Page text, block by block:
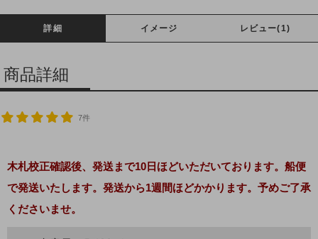
詳細 イメージ レビュー(1)
商品詳細
7件
木札校正確認後、発送まで10日ほどいただいております。船便
で発送いたします。発送から1週間ほどかかります。予めご了承
くださいませ。